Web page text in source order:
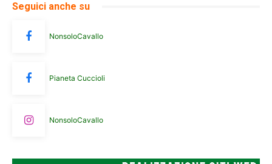
Seguici anche su
NonsoloCavallo
Pianeta Cuccioli
NonsoloCavallo